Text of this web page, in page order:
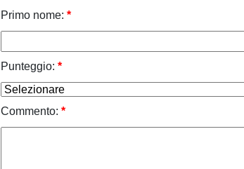
Primo nome: *
Punteggio: *
Commento: *